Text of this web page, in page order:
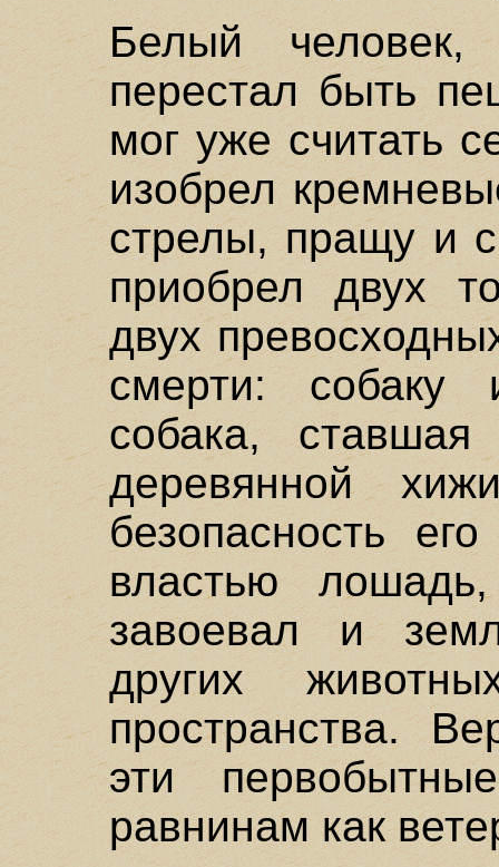
Белый
перестал быть
мог уже считать
изобрел
стрелы, пращу и
приобрел двух
двух
смерти:
собака,
деревянной
безопасность
властью
завоевал и
других
пространства.
эти
равнинам как